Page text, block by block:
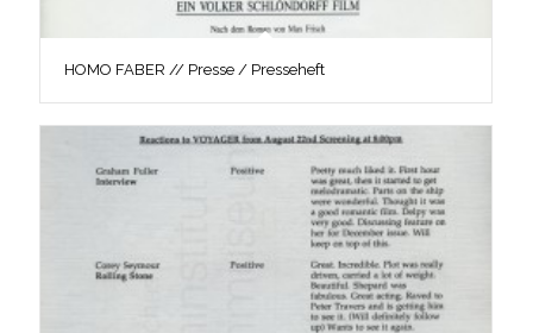
HOMO FABER // Presse / Presseheft